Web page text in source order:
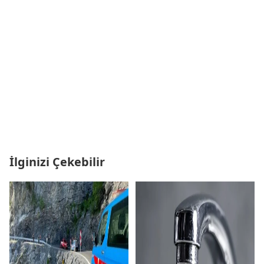
İlginizi Çekebilir